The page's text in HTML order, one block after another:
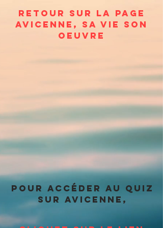
retour sur la page
avicenne, sa vie son
oeuvre
pour accéder au quiz
sur Avicenne,